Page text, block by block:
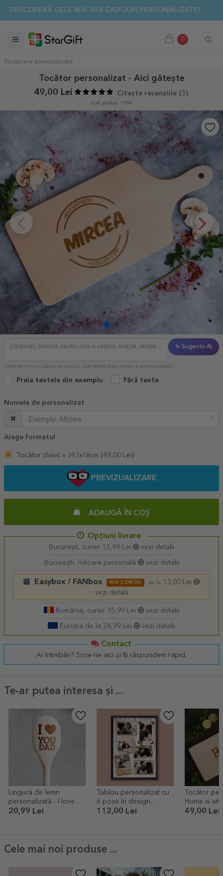
DESCOPERĂ CELE MAI NOI CADOURI PERSONALIZATE! ☀️
0
Tocătoare personalizate
Tocător personalizat - Aici gătește
49,00 Lei
Citește recenziile (3 )
Cod produs: 7304
✨ Sugestii AI
Acest text nu va apărea pe produs. Este folosit doar pentru a genera sugestii.
Preia textele din exemplu Fără texte
Numele de personalizat
Alege formatul
Tocător clasic » 39.5x18cm (49,00 Lei)
PREVIZUALIZARE
ADAUGĂ ÎN COȘ
Opțiuni livrare
București, curier 12,99 Lei vezi detalii
București, ridicare personală vezi detalii
Easybox / FANbox MAI COMOD de la
13,00 Lei
vezi detalii
România, curier 15,99 Lei vezi detalii
Europa de la 26,99 Lei vezi detalii
Contact
Ai întrebări? Scrie-ne aici și îți răspundem rapid.
Te-ar putea interesa și ...
Lingură de lemn
personalizată - I love
you
20,99 Lei
Tablou personalizat cu
6 poze în design
vintage
112,00 Lei
Tocător
Home is
49,00 Lei
Cele mai noi produse ...